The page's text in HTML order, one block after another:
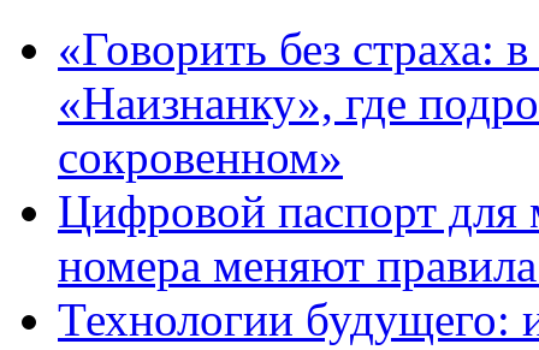
«Говорить без страха:
«Наизнанку», где
сокровенном»
Цифровой паспорт для
номера меняют
Технологии будущего: